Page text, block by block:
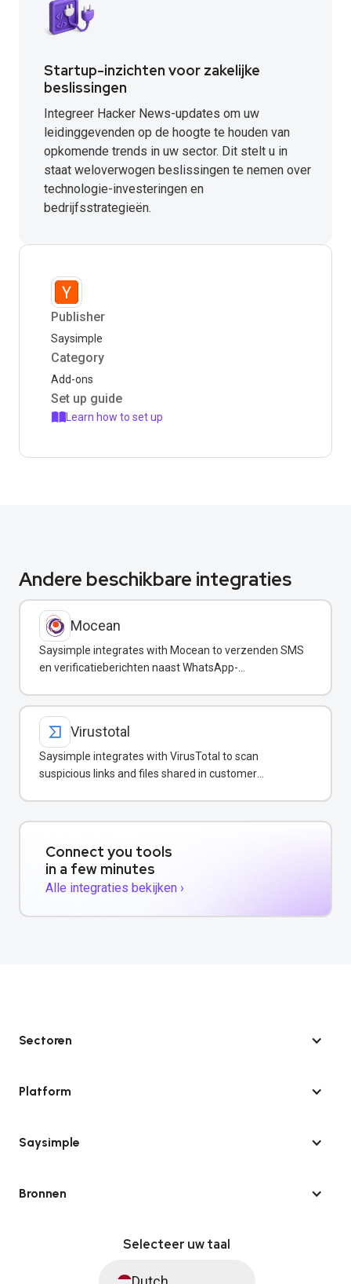
Startup-inzichten voor zakelijke
beslissingen
Integreer Hacker News-updates om uw
leidinggevenden op de hoogte te houden van
opkomende trends in uw sector. Dit stelt u in
staat weloverwogen beslissingen te nemen over
technologie-investeringen en
bedrijfsstrategieën.
Publisher
Saysimple
Category
Add-ons
Set up guide
Learn how to set up
Andere beschikbare integraties
Mocean
Saysimple integrates with Mocean to verzenden SMS
en verificatieberichten naast WhatsApp-
Virustotal
Saysimple integrates with VirusTotal to scan
suspicious links and files shared in customer
Connect you tools
in a few minutes
Alle integraties bekijken ›
Sectoren
Platform
Saysimple
Bronnen
Selecteer uw taal